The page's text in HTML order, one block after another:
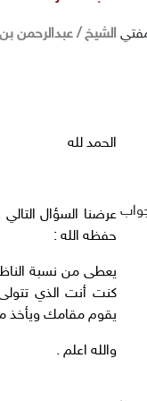
الشيخ / عبدالرحمن
الحمد لله
عرضنا السؤال
حفظه الله :
يعطى من نسبة
كنت أنت الذي
يقوم مقامك ويأخذ
والله اعلم .